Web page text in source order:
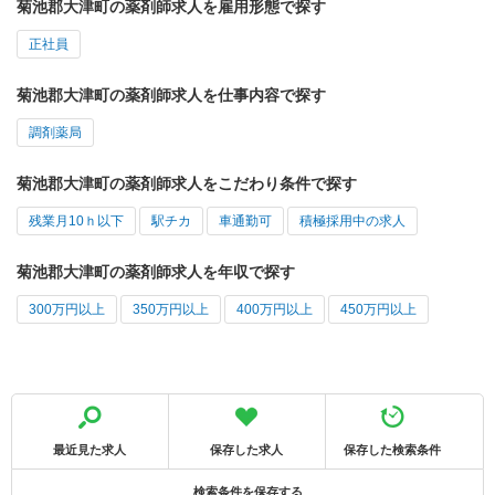
菊池郡大津町の薬剤師求人を雇用形態で探す
正社員
菊池郡大津町の薬剤師求人を仕事内容で探す
調剤薬局
菊池郡大津町の薬剤師求人をこだわり条件で探す
残業月10ｈ以下 駅チカ 車通勤可 積極採用中の求人
菊池郡大津町の薬剤師求人を年収で探す
300万円以上 350万円以上 400万円以上 450万円以上
最近見た求人 保存した求人 保存した検索条件
検索条件を保存する